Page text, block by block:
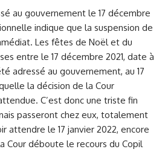
au gouvernement le 17 décembre
indique que la suspension de
Les fêtes de Noël et du
entre le 17 décembre 2021, date à
adressé au gouvernement, au 17
la décision de la Cour
C’est donc une triste fin
passeront chez eux, totalement
attendre le 17 janvier 2022, encore
Cour déboute le recours du Copil